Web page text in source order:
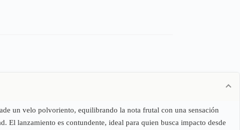
un velo polvoriento, equilibrando la nota frutal con una sensación
El lanzamiento es contundente, ideal para quien busca impacto desde